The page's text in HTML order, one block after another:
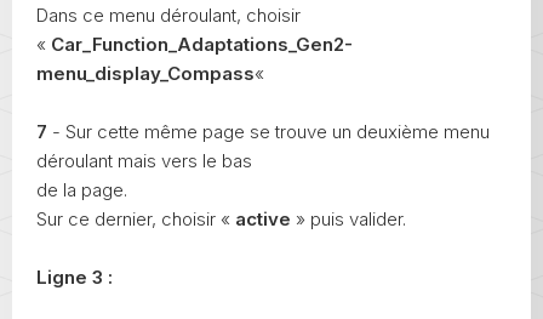
Dans ce menu déroulant, choisir
« Car_Function_Adaptations_Gen2-
menu_display_Compass«
7 - Sur cette même page se trouve un deuxième menu
déroulant mais vers le bas
de la page.
Sur ce dernier, choisir « active » puis valider.
Ligne 3 :